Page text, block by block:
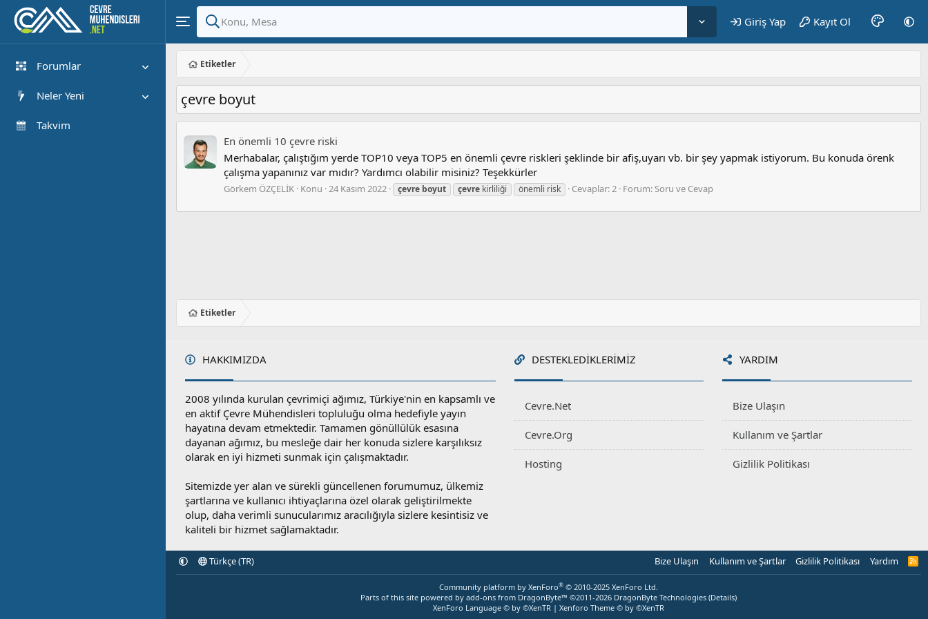
Forumlar
Yeni Mesajlar
Neler Yeni
Öne çıkan içerik
Takvim
Giriş Yap Kayıt Ol
Etiketler
çevre boyut
En önemli 10 çevre riski
Merhabalar, çalıştığım yerde TOP10 veya TOP5 en önemli çevre riskleri şeklinde bir afiş,uyarı vb. bir şey yapmak istiyorum. Bu konuda örenk
çalışma yapanınız var mıdır? Yardımcı olabilir misiniz? Teşekkürler
Görkem ÖZÇELİK Konu 24 Kasım 2022 çevre boyut çevre kirliliği önemli risk Cevaplar: 2 Forum:Soru ve Cevap
Etiketler
HAKKIMIZDA
2008 yılında kurulan çevrimiçi ağımız, Türkiye'nin en kapsamlı ve
en aktif Çevre Mühendisleri topluluğu olma hedefiyle yayın
hayatına devam etmektedir. Tamamen gönüllülük esasına
dayanan ağımız, bu mesleğe dair her konuda sizlere karşılıksız
olarak en iyi hizmeti sunmak için çalışmaktadır.
Sitemizde yer alan ve sürekli güncellenen forumumuz, ülkemiz
şartlarına ve kullanıcı ihtiyaçlarına özel olarak geliştirilmekte
olup, daha verimli sunucularımız aracılığıyla sizlere kesintisiz ve
kaliteli bir hizmet sağlamaktadır.
DESTEKLEDIKLERIMIZ
Cevre.Net
Cevre.Org
Hosting
YARDIM
Bize Ulaşın
Kullanım ve Şartlar
Gizlilik Politikası
Türkçe (TR) Bize Ulaşın Kullanım ve Şartlar Gizlilik Politikası Yardım
R
Community platform by XenForo® © 2010-2025 XenForo Ltd.
Parts of this site powered by add-ons from DragonByte™ ©2011-2026 DragonByte Technologies (Details)
XenForo Language © by ©XenTR | Xenforo Theme © by ©XenTR